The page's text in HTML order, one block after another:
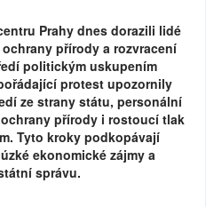
Prahy dnes dorazili lidé
přírody a rozvracení
politickým uskupením
protest upozornily
ze strany státu, personální
přírody i rostoucí tlak
Tyto kroky podkopávají
ekonomické zájmy a
správu.